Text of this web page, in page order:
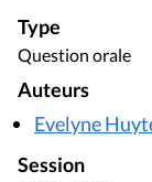
Type
Question orale
Auteurs
Evelyne
Session